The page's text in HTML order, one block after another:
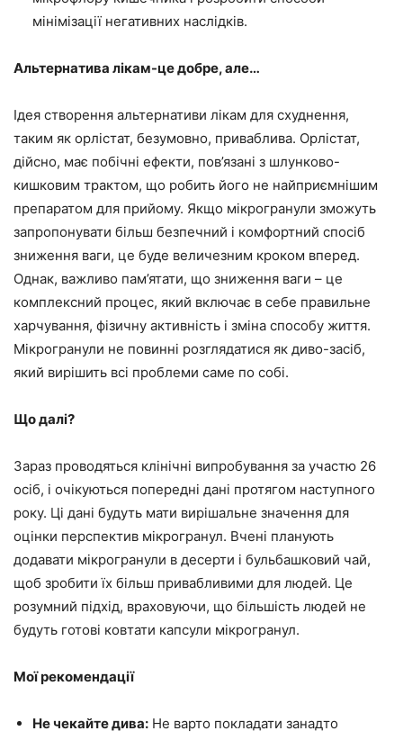
мінімізації негативних наслідків.
Альтернатива лікам-це добре, але…
Ідея створення альтернативи лікам для схуднення,
таким як орлістат, безумовно, приваблива. Орлістат,
дійсно, має побічні ефекти, пов’язані з шлунково-
кишковим трактом, що робить його не найприємнішим
препаратом для прийому. Якщо мікрогранули зможуть
запропонувати більш безпечний і комфортний спосіб
зниження ваги, це буде величезним кроком вперед.
Однак, важливо пам’ятати, що зниження ваги – це
комплексний процес, який включає в себе правильне
харчування, фізичну активність і зміна способу життя.
Мікрогранули не повинні розглядатися як диво-засіб,
який вирішить всі проблеми саме по собі.
Що далі?
Зараз проводяться клінічні випробування за участю 26
осіб, і очікуються попередні дані протягом наступного
року. Ці дані будуть мати вирішальне значення для
оцінки перспектив мікрогранул. Вчені планують
додавати мікрогранули в десерти і бульбашковий чай,
щоб зробити їх більш привабливими для людей. Це
розумний підхід, враховуючи, що більшість людей не
будуть готові ковтати капсули мікрогранул.
Мої рекомендації
Не чекайте дива: Не варто покладати занадто